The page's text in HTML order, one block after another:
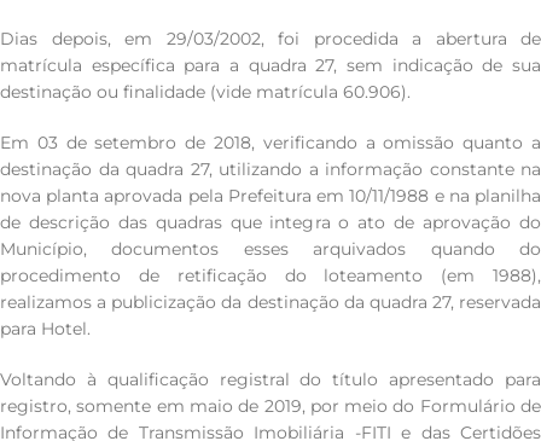
Dias depois, em 29/03/2002, foi procedida a abertura de
matrícula específica para a quadra 27, sem indicação de sua
destinação ou finalidade (vide matrícula 60.906).
Em 03 de setembro de 2018, verificando a omissão quanto a
destinação da quadra 27, utilizando a informação constante na
nova planta aprovada pela Prefeitura em 10/11/1988 e na planilha
de descrição das quadras que integra o ato de aprovação do
Município, documentos esses arquivados quando do
procedimento de retificação do loteamento (em 1988),
realizamos a publicização da destinação da quadra 27, reservada
para Hotel.
Voltando à qualificação registral do título apresentado para
registro, somente em maio de 2019, por meio do Formulário de
Informação de Transmissão Imobiliária -FITI e das Certidões